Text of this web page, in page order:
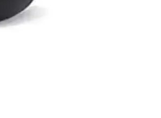
sağlıyor.